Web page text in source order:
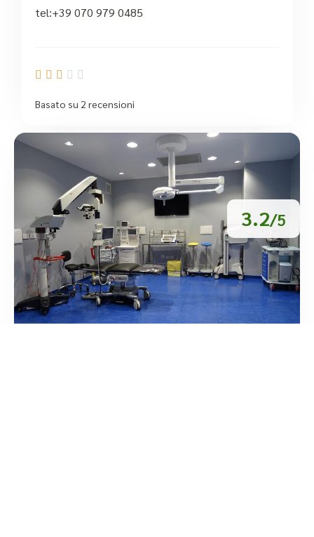
tel:+39 070 979 0485
    
Basato su 2 recensioni
3.2/5